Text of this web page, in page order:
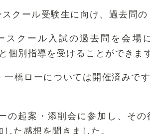
クール受験生に向け、過去問
スクール入試の過去問を会場
別指導を受けることができま
橋ローについては開催済みで
の起案・添削会に参加し、そ
た感想を聞きました。